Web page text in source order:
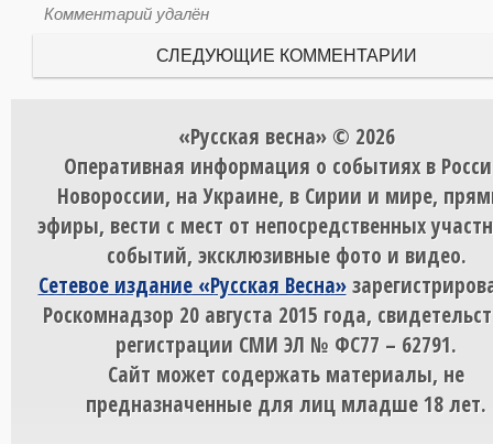
Комментарий удалён
СЛЕДУЮЩИЕ КОММЕНТАРИИ
«Русская весна» © 2026
Оперативная информация о событиях в
Новороссии, на Украине, в Сирии и мире,
эфиры, вести с мест от непосредственных
событий, эксклюзивные фото и видео.
Сетевое издание «Русская Весна»
Роскомнадзор 20 августа 2015 года,
регистрации СМИ ЭЛ № ФС77 – 62791.
Сайт может содержать материалы, не
предназначенные для лиц младше 18 лет.